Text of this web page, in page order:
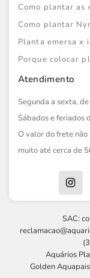
Como plantar as
Como plantar
Planta emersa x
Porque colocar
Atendimento
Segunda a sexta,
Sábados e feriados
O valor do frete não
muito até cerca de
SAC:
Aquários
Golden